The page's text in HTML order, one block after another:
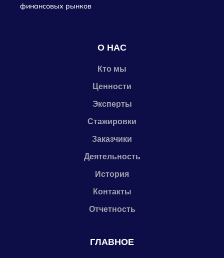
финансовых рынков
О НАС
Кто мы
Ценности
Эксперты
Стажировки
Заказчики
Деятельность
История
Контакты
Отчетность
ГЛАВНОЕ